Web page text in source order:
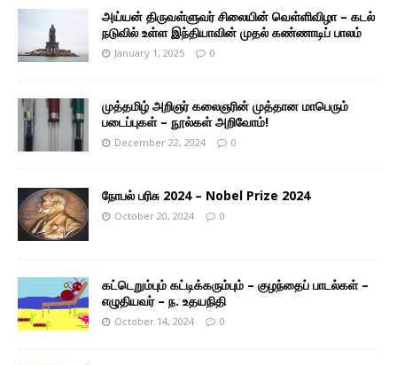
அய்யன் திருவள்ளுவர் சிலையின் வெள்ளிவிழா – கடல்
நடுவில் உள்ள இந்தியாவின் முதல் கண்ணாடிப் பாலம்
January 1, 2025 0
முத்தமிழ் அறிஞர் கலைஞரின் முத்தான மாபெரும்
படைப்புகள் – நூல்கள் அறிவோம்!
December 22, 2024 0
நோபல் பரிசு 2024 – Nobel Prize 2024
October 20, 2024 0
கட்டெறும்பும் கட்டிக்கரும்பும் – குழந்தைப் பாடல்கள் –
எழுதியவர் – ந. உதயநிதி
October 14, 2024 0